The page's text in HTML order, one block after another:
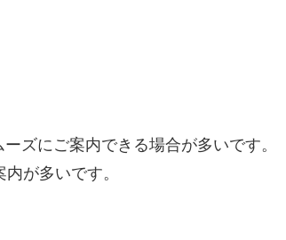
ズにご案内できる場合が多いです。
が多いです。